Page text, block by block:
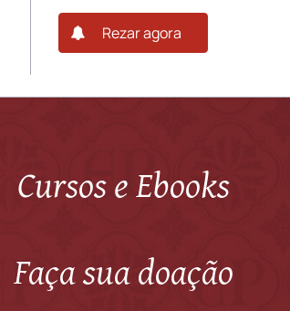
Rezar agora
Cursos e Ebooks
Faça sua doação